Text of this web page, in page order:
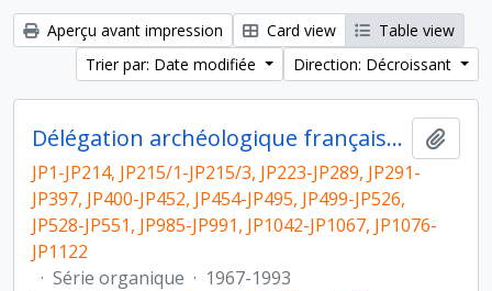
Aperçu avant impression Card view
Table view
Trier par: Date modifiée
Direction: Décroissant
Délégation archéologique française en Iran
JP1-JP214, JP215/1-JP215/3, JP223-JP289, JP291-
JP397, JP400-JP452, JP454-JP495, JP499-JP526,
JP528-JP551, JP985-JP991, JP1042-JP1067, JP1076-
JP1122
· Série organique · 1967-1993